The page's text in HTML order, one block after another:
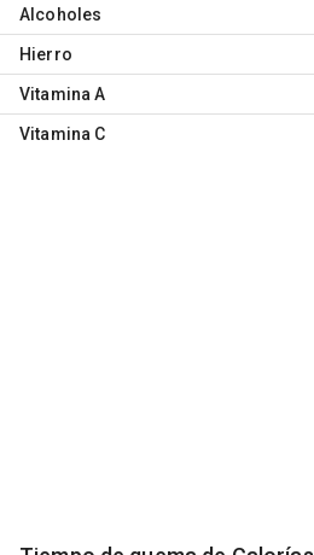
Alcoholes
Hierro
Vitamina A
Vitamina C